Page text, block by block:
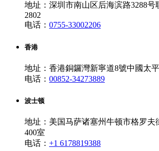
地址：深圳市南山区后海滨路3288号
2802
电话： 0755-33002206
香港
地址：香港銅鑼灣新寧道8號中國太
电话： 00852-34273889
波士顿
地址：美国马萨诸塞州牛顿市格罗夫
400室
电话： +1 6178819388